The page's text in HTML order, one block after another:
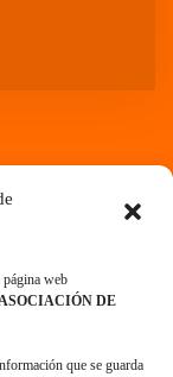
web
DE
que se guarda